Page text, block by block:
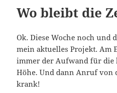
Wo bleibt die
Ok. Diese Woche noch
mein aktuelles Projekt. Am
immer der Aufwand für die
Höhe. Und dann Anruf von
krank!